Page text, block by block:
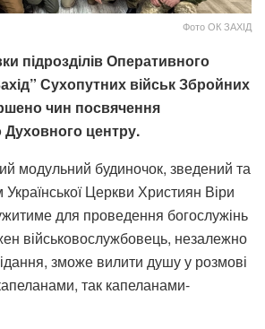
Фото ОК ЗАХІД
підрозділів Оперативного
Сухопутних військ Збройних
чин посвячення
Духовного центру.
модульний будиночок, зведений та
Церкви Християн Віри
для проведення богослужінь
військовослужбовець, незалежно
зможе вилити душу у розмові
так капеланами-